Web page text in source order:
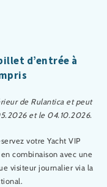
d’entrée à
de Rulantica et peut
et le 04.10.2026.
votre Yacht VIP
combinaison avec une
visiteur journalier via la